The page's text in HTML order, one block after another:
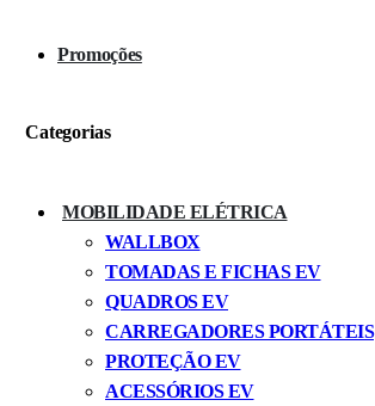
Promoções
Categorias
MOBILIDADE ELÉTRICA
WALLBOX
TOMADAS E FICHAS EV
QUADROS EV
CARREGADORES PORTÁTEIS
PROTEÇÃO EV
ACESSÓRIOS EV